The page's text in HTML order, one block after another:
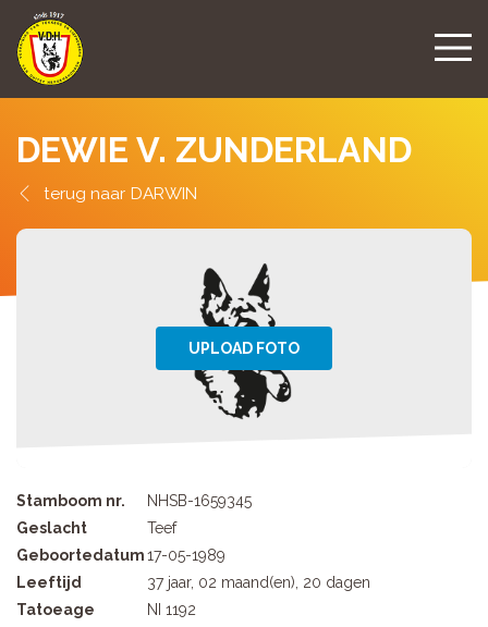
DEWIE V. ZUNDERLAND
DARWIN
Stamboom nr.
NHSB-1659345
Geslacht
Teef
Geboortedatum17-05-1989
Leeftijd
37 jaar, 02 maand(en), 20 dagen
Tatoeage
NI 1192